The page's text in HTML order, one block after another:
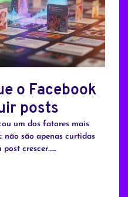
o Facebook
posts
um dos fatores mais
não são apenas curtidas
crescer…...